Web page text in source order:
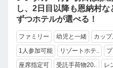
し、2日目以降も恩納村
ずつホテルが選べる！
ファミリー 幼児と一緒 カッ
1人参加可能
リゾートホテ..
座席指定可
受託手荷物20.. レ